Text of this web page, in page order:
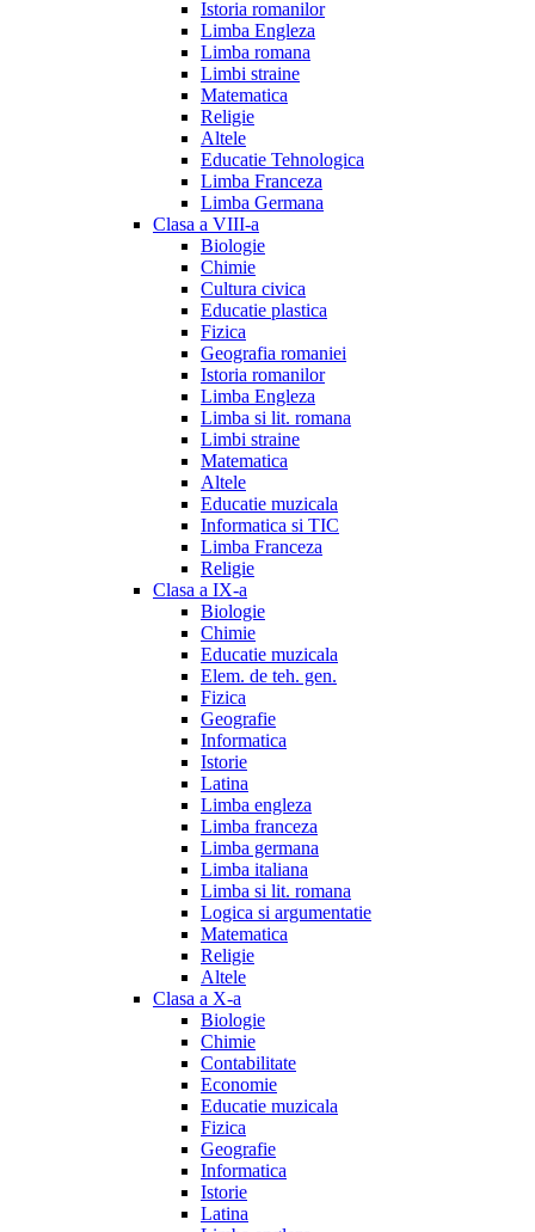
Istoria romanilor
Limba Engleza
Limba romana
Limbi straine
Matematica
Religie
Altele
Educatie Tehnologica
Limba Franceza
Limba Germana
Clasa a VIII-a
Biologie
Chimie
Cultura civica
Educatie plastica
Fizica
Geografia romaniei
Istoria romanilor
Limba Engleza
Limba si lit. romana
Limbi straine
Matematica
Altele
Educatie muzicala
Informatica si TIC
Limba Franceza
Religie
Clasa a IX-a
Biologie
Chimie
Educatie muzicala
Elem. de teh. gen.
Fizica
Geografie
Informatica
Istorie
Latina
Limba engleza
Limba franceza
Limba germana
Limba italiana
Limba si lit. romana
Logica si argumentatie
Matematica
Religie
Altele
Clasa a X-a
Biologie
Chimie
Contabilitate
Economie
Educatie muzicala
Fizica
Geografie
Informatica
Istorie
Latina